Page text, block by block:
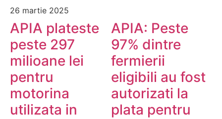
26 martie 2025
APIA plateste
peste 297
milioane lei
pentru
motorina
utilizata in
APIA: Peste
97% dintre
fermierii
eligibili au fost
autorizati la
plata pentru